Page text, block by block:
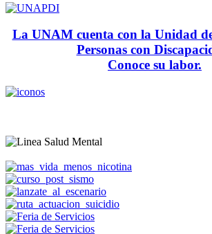
La UNAM cuenta con la Unidad
Personas con
Conoce su labor.